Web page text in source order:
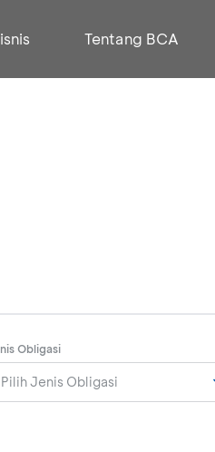
Tentang BCA
Obligasi
Pilih Jenis Obligasi